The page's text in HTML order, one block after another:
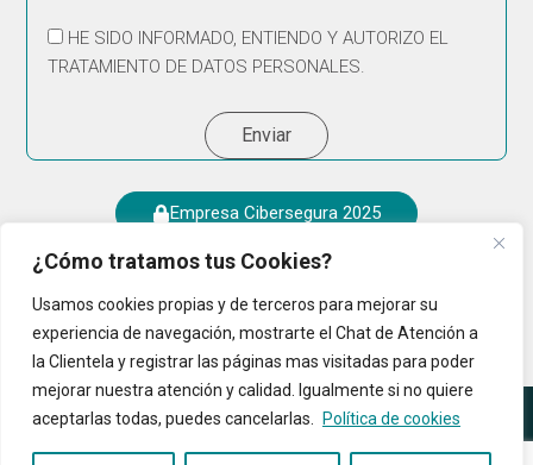
¿Cómo tratamos tus Cookies?
Usamos cookies propias y de terceros para mejorar su
experiencia de navegación, mostrarte el Chat de Atención a
la Clientela y registrar las páginas mas visitadas para poder
mejorar nuestra atención y calidad. Igualmente si no quiere
aceptarlas todas, puedes cancelarlas.
Política de cookies
HE SIDO INFORMADO, ENTIENDO Y AUTORIZO EL
TRATAMIENTO DE DATOS PERSONALES.
Enviar
Empresa Cibersegura 2025
© 2024 Todos Los Derechos Reservados
Política de Cookies|Política